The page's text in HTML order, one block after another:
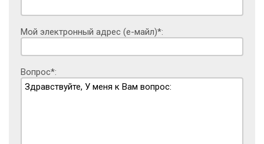
Мой электронный адрес (е-майл)*:
Вопрос*: